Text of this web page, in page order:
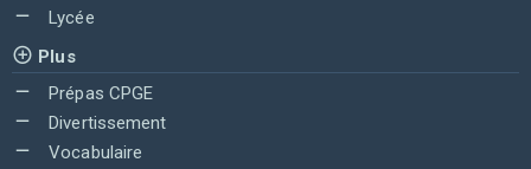
Lycée
Plus
Prépas CPGE
Divertissement
Vocabulaire